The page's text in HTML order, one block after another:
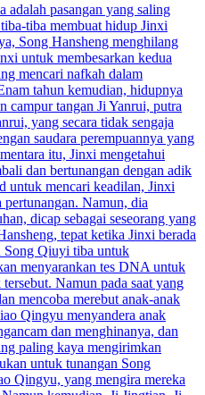
adalah pasangan yang saling
tiba membuat hidup Jinxi
Song Hansheng menghilang
untuk membesarkan kedua
mencari nafkah dalam
tahun kemudian, hidupnya
campur tangan Ji Yanrui, putra
yang secara tidak sengaja
saudara perempuannya yang
itu, Jinxi mengetahui
dan bertunangan dengan adik
untuk mencari keadilan, Jinxi
pertunangan. Namun, dia
dicap sebagai seseorang yang
tepat ketika Jinxi berada
Song Qiuyi tiba untuk
menyarankan tes DNA untuk
Namun pada saat yang
mencoba merebut anak-anak
Qingyu menyandera anak
dan menghinanya, dan
paling kaya mengirimkan
untuk tunangan Song
Qingyu, yang mengira mereka